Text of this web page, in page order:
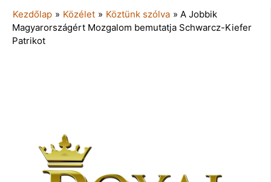
Kezdőlap » Közélet » Köztünk szólva » A Jobbik
Magyarországért Mozgalom bemutatja Schwarcz-Kiefer
Patrikot